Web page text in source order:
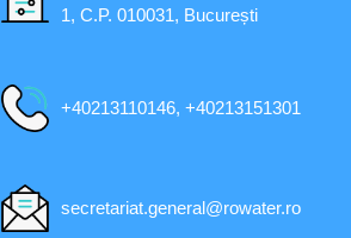
1, C.P. 010031, București
+40213110146, +40213151301
secretariat.general@rowater.ro